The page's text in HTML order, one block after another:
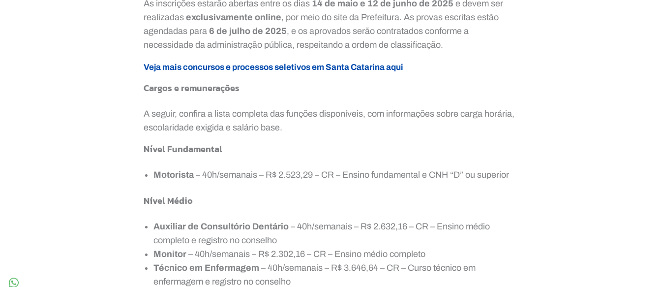
As inscrições estarão abertas entre os dias 14 de maio e 12 de junho de 2025 e devem ser
realizadas exclusivamente online, por meio do site da Prefeitura. As provas escritas estão
agendadas para 6 de julho de 2025, e os aprovados serão contratados conforme a
necessidade da administração pública, respeitando a ordem de classificação.
Veja mais concursos e processos seletivos em Santa Catarina aqui
Cargos e remunerações
A seguir, confira a lista completa das funções disponíveis, com informações sobre carga horária,
escolaridade exigida e salário base.
Nível Fundamental
Motorista– 40h/semanais – R$ 2.523,29 – CR – Ensino fundamental e CNH “D” ou superior
Nível Médio
Auxiliar de Consultório Dentário – 40h/semanais – R$ 2.632,16 – CR – Ensino médio
completo e registro no conselho
Monitor – 40h/semanais – R$ 2.302,16 – CR – Ensino médio completo
Técnico em Enfermagem – 40h/semanais – R$ 3.646,64 – CR – Curso técnico em
enfermagem e registro no conselho